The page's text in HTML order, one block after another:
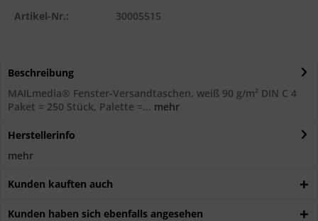
Artikel-Nr.: 30005515
Beschreibung
MAILmedia® Fenster-Versandtaschen, weiß 90 g/m² DIN C 4
Paket = 250 Stück, Palette =... mehr
Herstellerinfo
mehr
Kunden kauften auch
Kunden haben sich ebenfalls angesehen